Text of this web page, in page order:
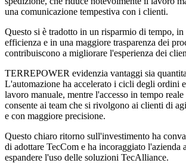
una comunicazione tempestiva con i clienti.
Questo si è tradotto in un risparmio di tempo, in
efficienza e in una maggiore trasparenza dei
contribuiscono a migliorare l'esperienza dei
TERREPOWER evidenzia vantaggi sia
L'automazione ha accelerato i cicli degli ordini
lavoro manuale, mentre l'accesso in tempo
consente ai team che si rivolgono ai clienti di
e con maggiore precisione.
Questo chiaro ritorno sull'investimento ha
di adottare TecCom e ha incoraggiato l'azienda
espandere l'uso delle soluzioni TecAlliance.